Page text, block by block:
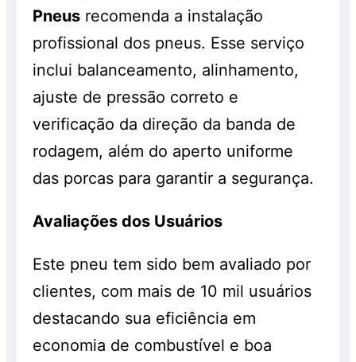
Pneus recomenda a instalação
profissional dos pneus. Esse serviço
inclui balanceamento, alinhamento,
ajuste de pressão correto e
verificação da direção da banda de
rodagem, além do aperto uniforme
das porcas para garantir a segurança.
Avaliações dos Usuários
Este pneu tem sido bem avaliado por
clientes, com mais de 10 mil usuários
destacando sua eficiência em
economia de combustível e boa